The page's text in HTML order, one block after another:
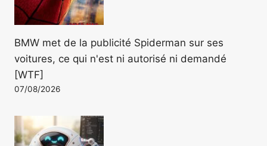
BMW met de la publicité Spiderman sur ses
voitures, ce qui n'est ni autorisé ni demandé
[WTF]
07/08/2026